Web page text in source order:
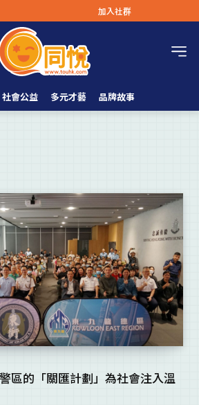
加入社群
社會公益 多元才藝 品牌故事
區的「關匯計劃」為社會注入溫